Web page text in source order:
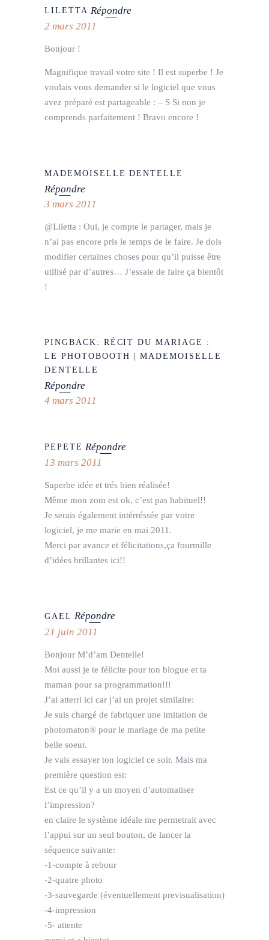
LILETTA Répondre
2 mars 2011
Bonjour !
Magnifique travail votre site ! Il est superbe ! Je
voulais vous demander si le logiciel que vous
avez préparé est partageable : – S Si non je
comprends parfaitement ! Bravo encore !
MADEMOISELLE DENTELLE
Répondre
3 mars 2011
@Liletta : Oui, je compte le partager, mais je
n’ai pas encore pris le temps de le faire. Je dois
modifier certaines choses pour qu’il puisse être
utilisé par d’autres… J’essaie de faire ça bientôt
!
PINGBACK: RÉCIT DU MARIAGE :
LE PHOTOBOOTH | MADEMOISELLE
DENTELLE
Répondre
4 mars 2011
PEPETE Répondre
13 mars 2011
Superbe idée et trés bien réalisée!
Même mon zom est ok, c’est pas habituel!!
Je serais également intérréssée par votre
logiciel, je me marie en mai 2011.
Merci par avance et félicitations,ça fourmille
d’idées brillantes ici!!
GAEL Répondre
21 juin 2011
Bonjour M’d’am Dentelle!
Moi aussi je te félicite pour ton blogue et ta
maman pour sa programmation!!!
J’ai atterri ici car j’ai un projet similaire:
Je suis chargé de fabriquer une imitation de
photomaton® pour le mariage de ma petite
belle soeur.
Je vais essayer ton logiciel ce soir. Mais ma
première question est:
Est ce qu’il y a un moyen d’automatiser
l’impression?
en claire le système idéale me permetrait avec
l’appui sur un seul bouton, de lancer la
séquence suivante:
-1-compte à rebour
-2-quatre photo
-3-sauvegarde (éventuellement previsualisation)
-4-impression
-5- attente